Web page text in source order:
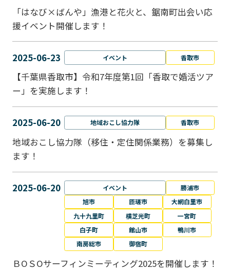
「はなび×ばんや」漁港と花火と、鋸南町出会い応
援イベント開催します！
2025-06-23 イベント 香取市
【千葉県香取市】令和7年度第1回「香取で婚活ツア
ー」を実施します！
2025-06-20 地域おこし協力隊 香取市
地域おこし協力隊（移住・定住関係業務）を募集し
ます！
2025-06-20 イベント
勝浦市
旭市
匝瑳市
大網白里市
九十九里町
横芝光町
一宮町
白子町
館山市
鴨川市
南房総市
御宿町
ＢОＳОサーフィンミーティング2025を開催します！